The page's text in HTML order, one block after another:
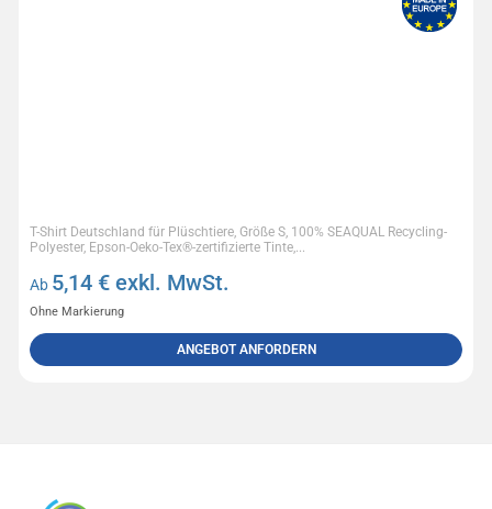
T-Shirt Deutschland für Plüschtiere, Größe S, 100% SEAQUAL Recycling-
Polyester, Epson-Oeko-Tex®-zertifizierte Tinte,...
Ab 5,14 € exkl. MwSt.
Ohne Markierung
ANGEBOT ANFORDERN